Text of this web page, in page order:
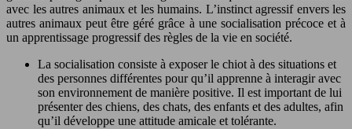
avec les autres animaux et les humains. L’instinct agressif envers les
autres animaux peut être géré grâce à une socialisation précoce et à
un apprentissage progressif des règles de la vie en société.
La socialisation consiste à exposer le chiot à des situations et
des personnes différentes pour qu’il apprenne à interagir avec
son environnement de manière positive. Il est important de lui
présenter des chiens, des chats, des enfants et des adultes, afin
qu’il développe une attitude amicale et tolérante.